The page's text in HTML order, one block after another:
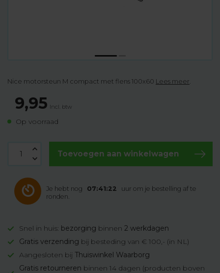
Nice motorsteun M compact met flens 100x60 Lees meer
9,95 Incl. btw
Op voorraad
Toevoegen aan winkelwagen
Je hebt nog 07:41:22
uur om je bestelling af te
ronden.
Snel in huis: bezorging binnen 2 werkdagen
Gratis verzending bij besteding van € 100,- (in NL)
Aangesloten bij Thuiswinkel Waarborg
Gratis retourneren binnen 14 dagen (producten boven